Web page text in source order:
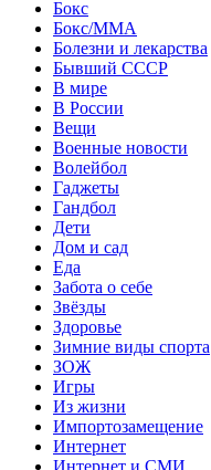
Бокс
Бокс/MMA
Болезни и лекарства
Бывший СССР
В мире
В России
Вещи
Военные новости
Волейбол
Гаджеты
Гандбол
Дети
Дом и сад
Еда
Забота о себе
Звёзды
Здоровье
Зимние виды спорта
ЗОЖ
Игры
Из жизни
Импортозамещение
Интернет
Интернет и СМИ